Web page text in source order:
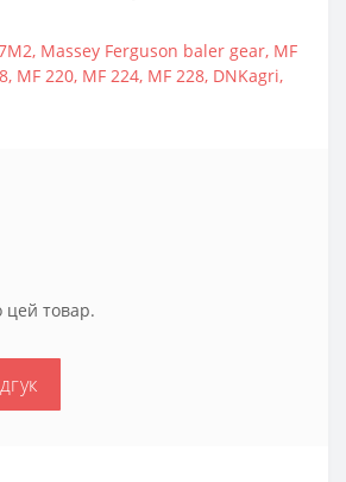
, Massey Ferguson baler gear, MF
, MF 220, MF 224, MF 228, DNKagri,
цей товар.